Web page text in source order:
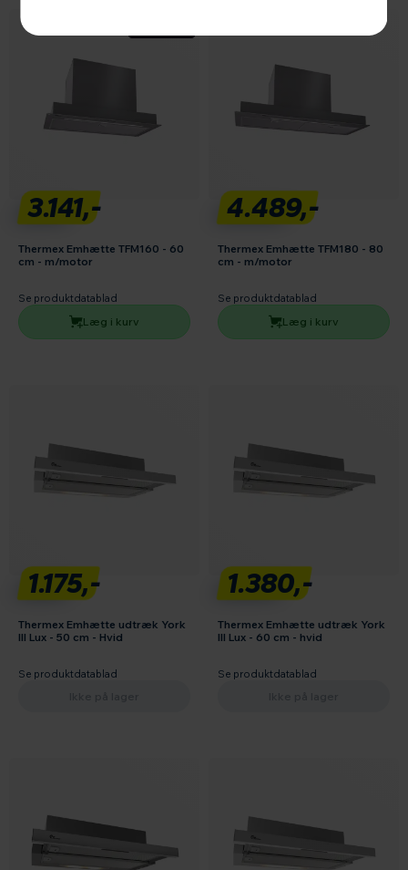
3.141,-
Thermex Emhætte TFM160 - 60
cm - m/motor
Se produktdatablad
Læg i kurv
4.489,-
Thermex Emhætte TFM180 - 80
cm - m/motor
Se produktdatablad
Læg i kurv
1.175,-
Thermex Emhætte udtræk York
III Lux - 50 cm - Hvid
Se produktdatablad
1.380,-
Thermex Emhætte udtræk York
III Lux - 60 cm - hvid
Se produktdatablad